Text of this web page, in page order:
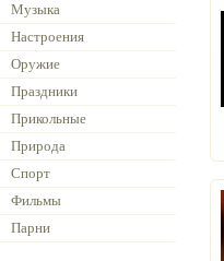
Музыка
Настроения
Оружие
Праздники
Прикольные
Природа
Спорт
Фильмы
Парни